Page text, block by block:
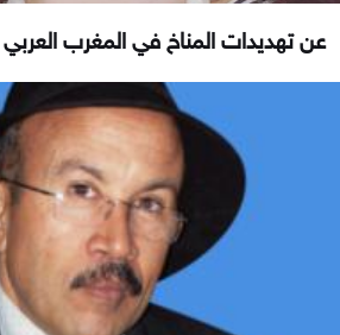
عن تهديدات المناخ في المغرب العربي